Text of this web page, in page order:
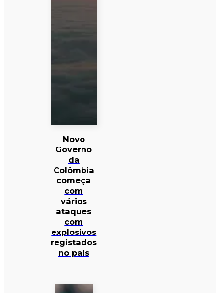
Novo
Governo
da
Colômbia
começa
com
vários
ataques
com
explosivos
registados
no país